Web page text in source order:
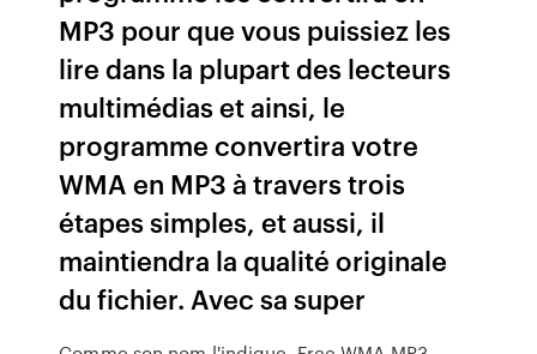
MP3 pour que vous puissiez les
lire dans la plupart des lecteurs
multimédias et ainsi, le
programme convertira votre
WMA en MP3 à travers trois
étapes simples, et aussi, il
maintiendra la qualité originale
du fichier. Avec sa super